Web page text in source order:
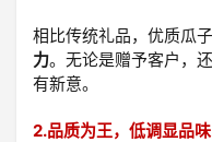
相比传统礼品，优质瓜子
力。无论是赠予客户，
有新意。
2.品质为王，低调显品味